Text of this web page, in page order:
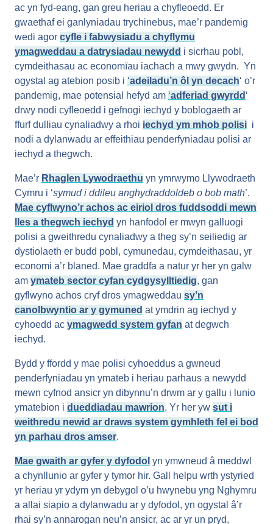
ac yn fyd-eang, gan greu heriau a chyfleoedd. Er
gwaethaf ei ganlyniadau trychinebus, mae’r pandemig
wedi agor cyfle i fabwysiadu a chyflymu
ymagweddau a datrysiadau newydd i sicrhau pobl,
cymdeithasau ac economïau iachach a mwy gwydn. Yn
ogystal ag atebion posib i ‘adeiladu’n ôl yn decach‘ o’r
pandemig, mae potensial hefyd am ‘adferiad gwyrdd ‘
drwy nodi cyfleoedd i gefnogi iechyd y boblogaeth ar
ffurf dulliau cynaliadwy a rhoi iechyd ym mhob polisi i
nodi a dylanwadu ar effeithiau penderfyniadau polisi ar
iechyd a thegwch.
Mae’r Rhaglen Lywodraethu yn ymrwymo Llywodraeth
Cymru i ‘symud i ddileu anghydraddoldeb o bob math’.
Mae cyflwyno’r achos ac eiriol dros fuddsoddi mewn
lles a thegwch iechyd yn hanfodol er mwyn galluogi
polisi a gweithredu cynaliadwy a theg sy’n seiliedig ar
dystiolaeth er budd pobl, cymunedau, cymdeithasau, yr
economi a’r blaned. Mae graddfa a natur yr her yn galw
am ymateb sector cyfan cydgysylltiedig, gan
gyflwyno achos cryf dros ymagweddau sy’n
canolbwyntio ar y gymuned at ymdrin ag iechyd y
cyhoedd ac ymagwedd system gyfan at degwch
iechyd.
Bydd y ffordd y mae polisi cyhoeddus a gwneud
penderfyniadau yn ymateb i heriau parhaus a newydd
mewn cyfnod ansicr yn dibynnu’n drwm ar y gallu i lunio
ymatebion i dueddiadau mawrion. Yr her yw sut i
weithredu newid ar draws system gymhleth fel ei bod
yn parhau dros amser.
Mae gwaith ar gyfer y dyfodol yn ymwneud â meddwl
a chynllunio ar gyfer y tymor hir. Gall helpu wrth ystyried
yr heriau yr ydym yn debygol o’u hwynebu yng Nghymru
a allai siapio a dylanwadu ar y dyfodol, yn ogystal â’r
rhai sy’n annarogan neu’n ansicr, ac ar yr un pryd,